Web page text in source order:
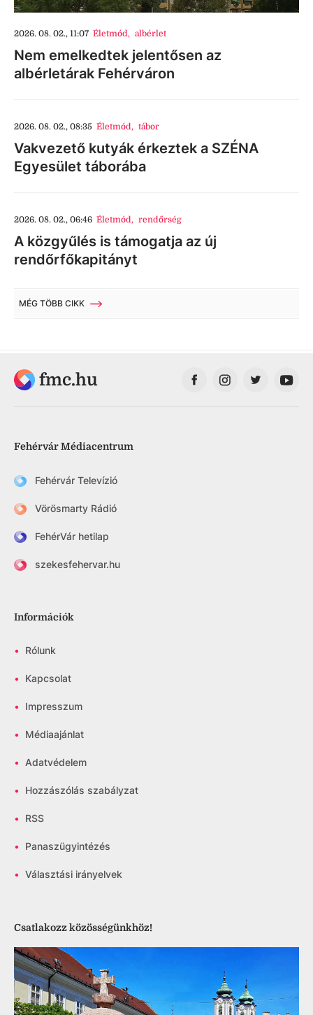
2026. 08. 02., 11:07 Életmód, albérlet
Nem emelkedtek jelentősen az
albérletárak Fehérváron
2026. 08. 02., 08:35 Életmód, tábor
Vakvezető kutyák érkeztek a SZÉNA
Egyesület táborába
2026. 08. 02., 06:46 Életmód, rendőrség
A közgyűlés is támogatja az új
rendőrfőkapitányt
MÉG TÖBB CIKK
fmc.hu
Fehérvár Médiacentrum
Fehérvár Televízió
Vörösmarty Rádió
FehérVár hetilap
szekesfehervar.hu
Információk
• Rólunk
• Kapcsolat
• Impresszum
• Médiaajánlat
• Adatvédelem
• Hozzászólás szabályzat
• RSS
• Panaszügyintézés
• Választási irányelvek
Csatlakozz közösségünkhöz!